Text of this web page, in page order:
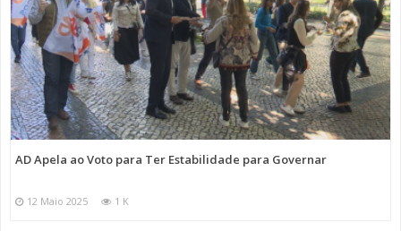
AD Apela ao Voto para Ter Estabilidade para Governar
12 Maio 2025 1 K